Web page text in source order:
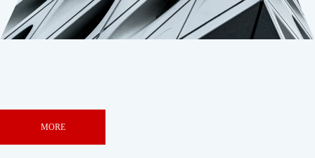
MORE